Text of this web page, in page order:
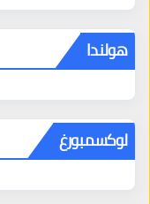
هولندا
لوكسمبورغ